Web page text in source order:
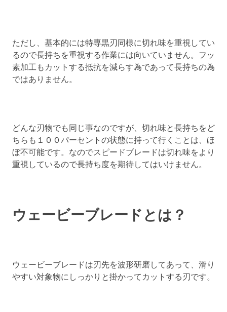
ただし、基本的には特専黒刃同様に切れ味を重視してい
るので長持ちを重視する作業には向いていません。フッ
素加工もカットする抵抗を減らす為であって長持ちの為
ではありません。
どんな刃物でも同じ事なのですが、切れ味と長持ちをど
ちらも１００パーセントの状態に持って行くことは、ほ
ぼ不可能です。なのでスピードブレードは切れ味をより
重視しているので長持ち度を期待してはいけません。
ウェービーブレードとは？
ウェービーブレードは刃先を波形研磨してあって、滑り
やすい対象物にしっかりと掛かってカットする刃です。